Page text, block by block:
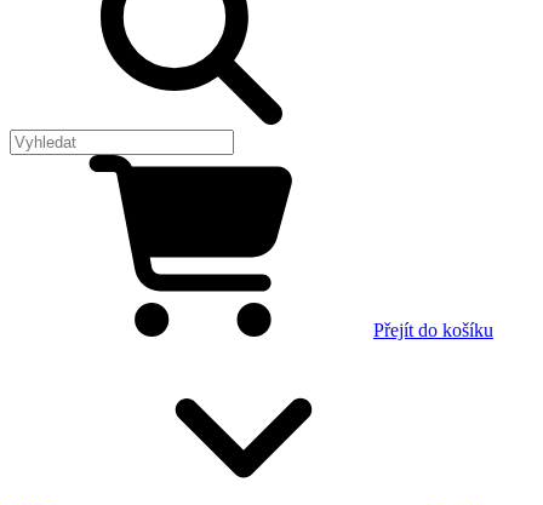
Přejít do košíku